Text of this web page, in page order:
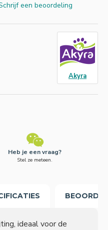
een beoordeling
Akyra
Heb je een vraag?
Stel ze meteen.
ideaal voor de